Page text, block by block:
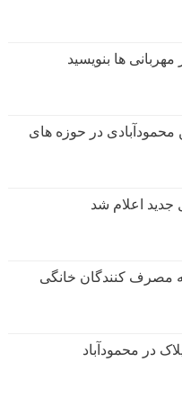
ها بنویسید
محمودآبادی در حوزه های
اعلام شد
مصرف كنندگان خانگی
در محمودآباد